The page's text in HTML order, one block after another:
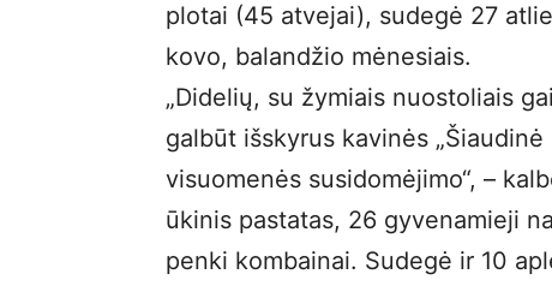
plotai (45 atvejai), sudegė 27
kovo, balandžio mėnesiais.
„Didelių, su žymiais nuostoliais
galbūt išskyrus kavinės
visuomenės susidomėjimo“, –
ūkinis pastatas, 26 gyvenamieji
penki kombainai. Sudegė ir 10